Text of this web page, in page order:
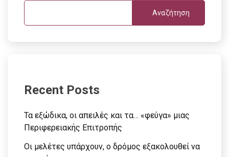
Αναζήτηση
Recent Posts
Τα εξώδικα, οι απειλές και τα… «φεύγα» μιας
Περιφερειακής Επιτροπής
Οι μελέτες υπάρχουν, ο δρόμος εξακολουθεί να